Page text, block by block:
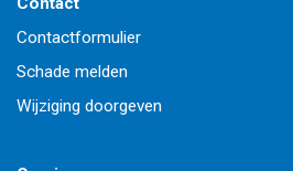
Contactformulier
Schade melden
Wijziging doorgeven